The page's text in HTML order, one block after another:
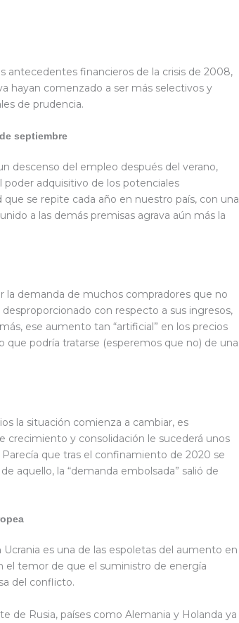
antecedentes financieros de la crisis de 2008,
hayan comenzado a ser más selectivos y
de prudencia.
septiembre
descenso del empleo después del verano,
adquisitivo de los potenciales
se repite cada año en nuestro país, con una
a las demás premisas agrava aún más la
la demanda de muchos compradores que no
con respecto a sus ingresos,
ese aumento tan “artificial” en los precios
que podría tratarse (esperemos que no) de una
la situación comienza a cambiar, es
crecimiento y consolidación le sucederá unos
que tras el confinamiento de 2020 se
aquello, la “demanda embolsada” salió de
es una de las espoletas del aumento en
el temor de que el suministro de energía
del conflicto.
de Rusia, países como Alemania y Holanda ya